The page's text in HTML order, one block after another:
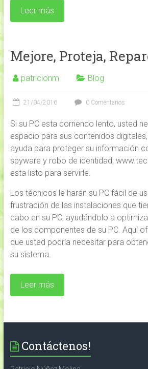
Leer más
Mejore, Proteja,
patricionm Blog
21/04/2016 0 Comentarios
Si su PC esta corriendo lento, usted
espacio para sus contenidos
ayuda para proteger su información
spyware y robo de identidad,
esta listo para servirle.
Los técnicos le harán su PC fácil de
frustración de las instalaciones que
cabo en su PC, ayudándolo a
de los componentes de su PC. Aquí
que usted podría necesitar para
su sistema.
Leer más
Contáctenos!